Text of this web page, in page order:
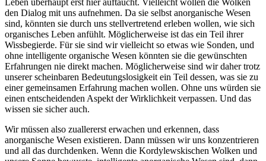
Leben überhaupt erst hier auftaucht. Vielleicht wollen die Wolken
den Dialog mit uns aufnehmen. Da sie selbst anorganische Wesen
sind, könnten sie durch uns stellvertretend erleben wollen, wie sich
organisches Leben anfühlt. Möglicherweise ist das ein Teil ihrer
Wissbegierde. Für sie sind wir vielleicht so etwas wie Sonden, und
ohne intelligente organische Wesen könnten sie die gewünschten
Erfahrungen nie direkt machen. Möglicherweise sind wir daher trotz
unserer scheinbaren Bedeutungslosigkeit ein Teil dessen, was sie zu
einer gemeinsamen Erfahrung machen wollen. Ohne uns würden sie
einen entscheidenden Aspekt der Wirklichkeit verpassen. Und das
wissen sie sicher auch.
Wir müssen also zuallererst erwachen und erkennen, dass
anorganische Wesen existieren. Dann müssen wir uns konzentrieren
und all das durchdenken. Wenn die Kordylewskischen Wolken und